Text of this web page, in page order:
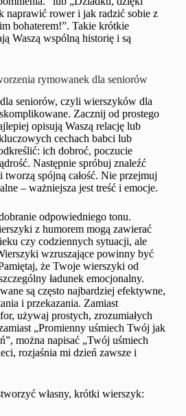
naprawić rower i jak radzić sobie z
bohaterem!”. Takie krótkie
Waszą wspólną historię i są
rymowanek dla seniorów
seniorów, czyli wierszyków dla
Zacznij od prostego
opisują Waszą relację lub
cechach babci lub
ich dobroć, poczucie
Następnie spróbuj znaleźć
tworzą spójną całość. Nie przejmuj
– ważniejsza jest treść i emocje.
odpowiedniego tonu.
z humorem mogą zawierać
czy codziennych sytuacji, ale
wzruszające powinny być
że Twoje wierszyki od
ładunek emocjonalny.
są często najbardziej efektywne,
i przekazania. Zamiast
używaj prostych, zrozumiałych
„Promienny uśmiech Twój jak
można napisać „Twój uśmiech
rozjaśnia mi dzień zawsze i
własny, krótki wierszyk: